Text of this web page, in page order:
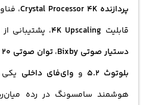
پردازنده Crystal Processor 4K
،
قابلیت 4K Upscaling، پشتیبانی از
دستیار صوتی Bixby
،توان صوتی 20 وات
بلوتوث 5.2
و وای‌فای داخلی یکی
هوشمند سامسونگ در رده